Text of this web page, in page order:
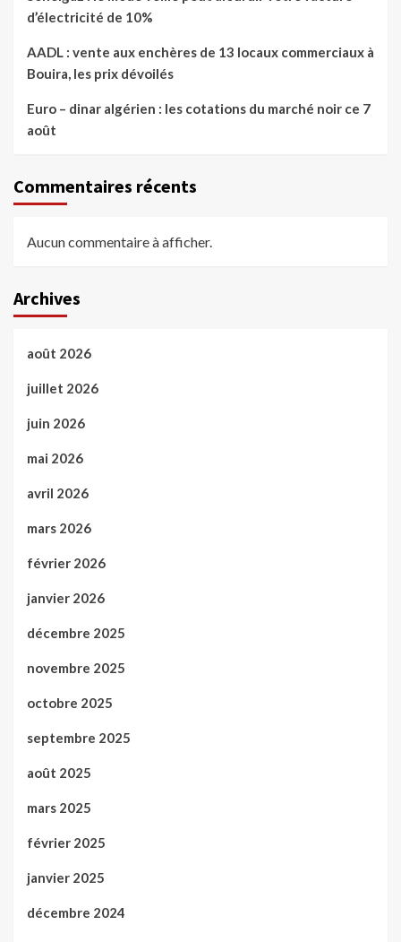
d’électricité de 10%
AADL : vente aux enchères de 13 locaux commerciaux à
Bouira, les prix dévoilés
Euro – dinar algérien : les cotations du marché noir ce 7
août
Commentaires récents
Aucun commentaire à afficher.
Archives
août 2026
juillet 2026
juin 2026
mai 2026
avril 2026
mars 2026
février 2026
janvier 2026
décembre 2025
novembre 2025
octobre 2025
septembre 2025
août 2025
mars 2025
février 2025
janvier 2025
décembre 2024